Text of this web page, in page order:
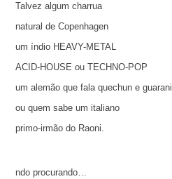
Talvez algum charrua
natural de Copenhagen
um índio HEAVY-METAL
ACID-HOUSE ou TECHNO-POP
um alemão que fala quechun e guarani
ou quem sabe um italiano
primo-irmão do Raoni.
ndo procurando…